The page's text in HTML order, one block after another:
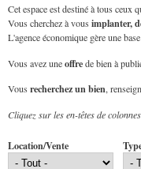
Cet espace est destiné à tous ceux
Vous cherchez à vous implanter,
L'agence économique gère une
Vous avez uneoffrede bien à
Vous recherchez un bien,
Cliquez sur les en-têtes de
Location/Vente